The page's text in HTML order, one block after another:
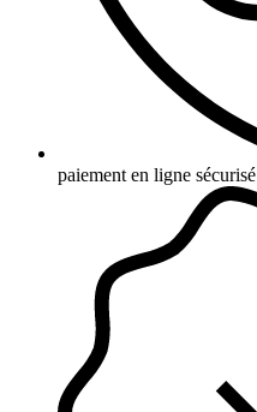
paiement en ligne sécurisé